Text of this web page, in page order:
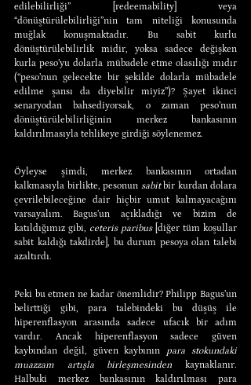
edilebilirliği” [redeemability] veya
“dönüştürülebilirliği”nin tam niteliği konusunda
muğlak konuşmaktadır. Bu sabit kurlu
dönüştürülebilirlik midir, yoksa sadece değişken
kurla peso’yu dolarla mübadele etme olasılığı mıdır
(“peso’nun gelecekte bir şekilde dolarla mübadele
edilme şansı da diyebilir miyiz”)? Şayet ikinci
senaryodan bahsediyorsak, o zaman peso’nun
dönüştürülebilirliğinin merkez bankasının
kaldırılmasıyla tehlikeye girdiği söylenemez.
Öyleyse şimdi, merkez bankasının ortadan
kalkmasıyla birlikte, pesonun sabit bir kurdan dolara
çevrilebileceğine dair hiçbir umut kalmayacağını
varsayalım. Bagus’un açıkladığı ve bizim de
katıldığımız gibi, ceteris paribus [diğer tüm koşullar
sabit kaldığı takdirde], bu durum pesoya olan talebi
azaltırdı.
Peki bu etmen ne kadar önemlidir? Philipp Bagus’un
belirttiği gibi, para talebindeki bu düşüş ile
hiperenflasyon arasında sadece ufacık bir adım
vardır. Ancak hiperenflasyon sadece güven
kaybından değil, güven kaybının para stokundaki
muazzam artışla birleşmesinden kaynaklanır.
Halbuki merkez bankasının kaldırılması para